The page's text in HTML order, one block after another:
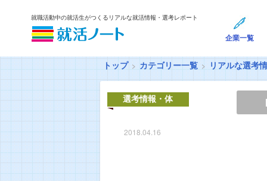
就職活動中の就活生がつくるリアルな就活情報・選考レポート
企業一覧
トップ カテゴリー一覧 リアルな選考
選考情報・体
2018.04.16